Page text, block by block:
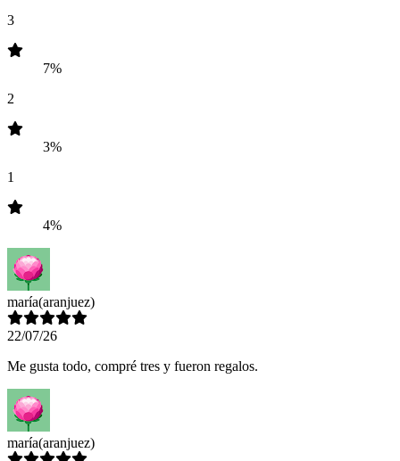
3
7%
2
3%
1
4%
maría(aranjuez)
22/07/26
Me gusta todo, compré tres y fueron regalos.
maría(aranjuez)